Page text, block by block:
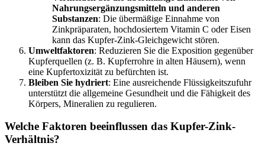
Nahrungsergänzungsmitteln und anderen
Substanzen: Die übermäßige Einnahme von
Zinkpräparaten, hochdosiertem Vitamin C oder Eisen
kann das Kupfer-Zink-Gleichgewicht stören.
Umweltfaktoren: Reduzieren Sie die Exposition gegenüber
Kupferquellen (z. B. Kupferrohre in alten Häusern), wenn
eine Kupfertoxizität zu befürchten ist.
Bleiben Sie hydriert: Eine ausreichende Flüssigkeitszufuhr
unterstützt die allgemeine Gesundheit und die Fähigkeit des
Körpers, Mineralien zu regulieren.
Welche Faktoren beeinflussen das Kupfer-Zink-
Verhältnis?